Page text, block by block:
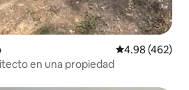
Calificación
4.98 (462)
en una propiedad